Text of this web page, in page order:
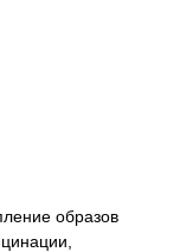
образов